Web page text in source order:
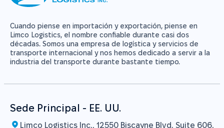
Cuando piense en importación y exportación, piense en
Limco Logistics, el nombre confiable durante casi dos
décadas. Somos una empresa de logística y servicios de
transporte internacional y nos hemos dedicado a servir a la
industria del transporte durante bastante tiempo.
Sede Principal - EE. UU.
Limco Logistics Inc., 12550 Biscayne Blvd. Suite 606,